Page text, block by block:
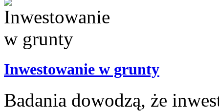
Inwestowanie w grunty
Badania dowodzą, że